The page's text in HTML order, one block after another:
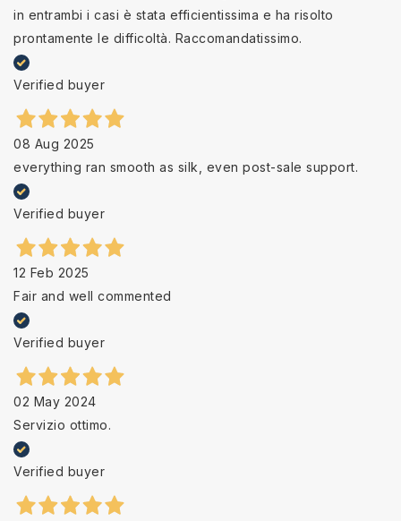
in entrambi i casi è stata efficientissima e ha risolto
prontamente le difficoltà. Raccomandatissimo.
Verified buyer
08 Aug 2025
everything ran smooth as silk, even post-sale support.
Verified buyer
12 Feb 2025
Fair and well commented
Verified buyer
02 May 2024
Servizio ottimo.
Verified buyer